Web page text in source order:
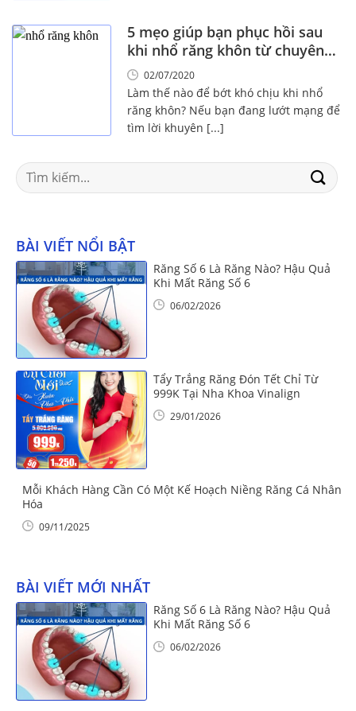
5 mẹo giúp bạn phục hồi sau
khi nhổ răng khôn từ chuyên
gia02/07/2020
Làm thế nào để bớt khó chịu khi nhổ
răng khôn? Nếu bạn đang lướt mạng để
tìm lời khuyên [...]
Search
for:
BÀI VIẾT NỔI BẬT
Răng Số 6 Là Răng Nào? Hậu Quả
Khi Mất Răng Số 6
06/02/2026
Tẩy Trắng Răng Đón Tết Chỉ Từ
999K Tại Nha Khoa Vinalign
29/01/2026
Mỗi Khách Hàng Cần Có Một Kế Hoạch Niềng Răng Cá Nhân
Hóa
09/11/2025
BÀI VIẾT MỚI NHẤT
Răng Số 6 Là Răng Nào? Hậu Quả
Khi Mất Răng Số 6
06/02/2026